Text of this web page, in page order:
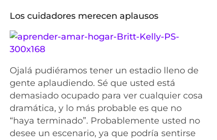
Los cuidadores merecen aplausos
Ojalá pudiéramos tener un estadio lleno de
gente aplaudiendo. Sé que usted está
demasiado ocupado para ver cualquier cosa
dramática, y lo más probable es que no
“haya terminado”. Probablemente usted no
desee un escenario, ya que podría sentirse